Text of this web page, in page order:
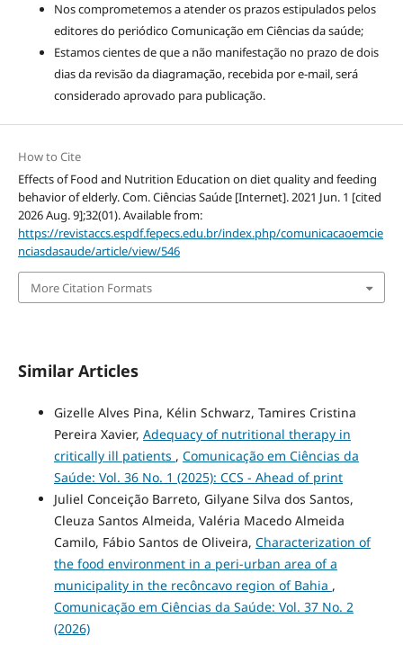
Nos comprometemos a atender os prazos estipulados pelos
editores do periódico Comunicação em Ciências da saúde;
Estamos cientes de que a não manifestação no prazo de dois
dias da revisão da diagramação, recebida por e-mail, será
considerado aprovado para publicação.
How to Cite
Effects of Food and Nutrition Education on diet quality and feeding
behavior of elderly. Com. Ciências Saúde [Internet]. 2021 Jun. 1 [cited
2026 Aug. 9];32(01). Available from:
https://revistaccs.espdf.fepecs.edu.br/index.php/comunicacaoemcie
nciasdasaude/article/view/546
More Citation Formats
Similar Articles
Gizelle Alves Pina, Kélin Schwarz, Tamires Cristina
Pereira Xavier, Adequacy of nutritional therapy in
critically ill patients , Comunicação em Ciências da
Saúde: Vol. 36 No. 1 (2025): CCS - Ahead of print
Juliel Conceição Barreto, Gilyane Silva dos Santos,
Cleuza Santos Almeida, Valéria Macedo Almeida
Camilo, Fábio Santos de Oliveira, Characterization of
the food environment in a peri-urban area of a
municipality in the recôncavo region of Bahia ,
Comunicação em Ciências da Saúde: Vol. 37 No. 2
(2026)